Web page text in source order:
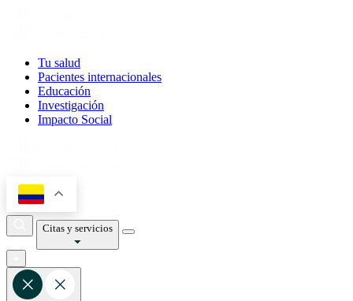
Tu salud
Pacientes internacionales
Educación
Investigación
Impacto Social
Citas y servicios